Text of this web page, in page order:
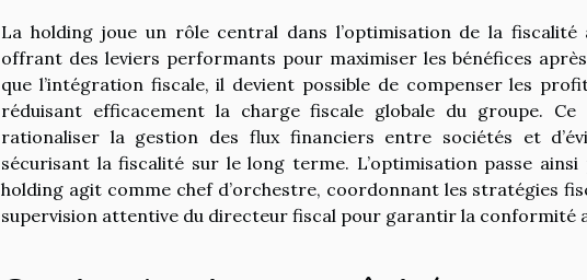
La holding joue un rôle central dans l’optimisation de la fiscalité
offrant des leviers performants pour maximiser les bénéfices
que l’intégration fiscale, il devient possible de compenser les
réduisant efficacement la charge fiscale globale du groupe.
rationaliser la gestion des flux financiers entre sociétés et
sécurisant la fiscalité sur le long terme. L’optimisation passe
holding agit comme chef d’orchestre, coordonnant les stratégies
supervision attentive du directeur fiscal pour garantir la conformité